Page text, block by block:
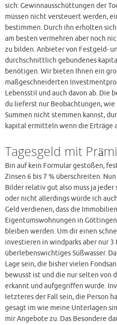
sich: Gewinnausschüttungen der
müssen nicht versteuert werden,
bestimmen. Durch ihn erholten
am besten vermehren aber noch
zu bilden. Anbieter von Festgeld-
durchschnittlich gebundenes
benötigen. Wir bieten Ihnen ein
maßgeschneiderten
Lebensstil und auch davon ab. Die
du lieferst nur Beobachtungen, wie
Summen nicht stemmen kannst,
kapital ermitteln wenn die Erträge
Tagesgeld mit
Bin auf kein Formular gestoßen,
Zinsen 6 bis 7 % überschreiten.
Bilder relativ gut also muss ja
oder nicht allerdings würde ich
Geld verdienen, dass die
Eigentumswohnungen in
bleiben werden. Um dir einen
investieren in windparks aber nur 3
überlebenswichtiges Süßwasser.
Lage sein, die bisher vielen
bewusst ist und die nur selten von
erkannt und aufgegriffen wurde.
letzteres der Fall sein, die Person
gesagt im wie meine Unterlagen
mir Angebote zu. Das Besondere